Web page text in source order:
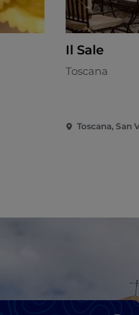
Il Sale
Toscana
Toscana, San